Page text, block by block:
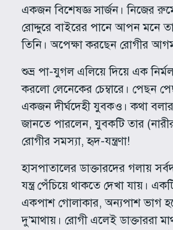
একজন বিশেষজ্ঞ সার্জন। নিজের
রোদ্দুরে বাইরের পানে আপন মনে
তিনি। অপেক্ষা করছেন রোগীর
শুভ্র পা-যুগল এলিয়ে দিয়ে এক নির্মল
করলো লেনেকের চেম্বারে। পেছন
একজন দীর্ঘদেহী যুবকও। কথা
জানতে পারলেন, যুবকটি তার (নারীর)
রোগীর সমস্যা, হৃদ-যন্ত্রণা!
হাসপাতালের ডাক্তারদের গলায়
যন্ত্র পেঁচিয়ে থাকতে দেখা যায়।
একপাশ গোলাকার, অন্যপাশ ভাগ
দু’মাথায়। রোগী এলেই ডাক্তাররা